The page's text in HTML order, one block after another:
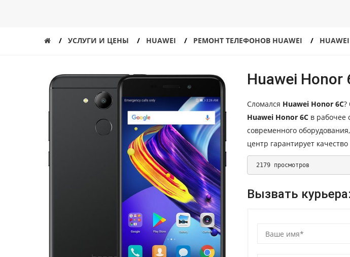
УСЛУГИ И ЦЕНЫ HUAWEI РЕМОНТ ТЕЛЕФОНОВ HUAWEI
Huawei Honor
Сломался Huawei Honor 6C?
Huawei Honor 6C в рабочее
современного
центр гарантирует
2179 просмотров
Вызвать курьера: